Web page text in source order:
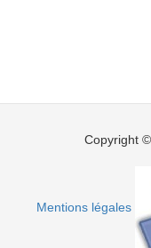
Copyright
Mentions légales